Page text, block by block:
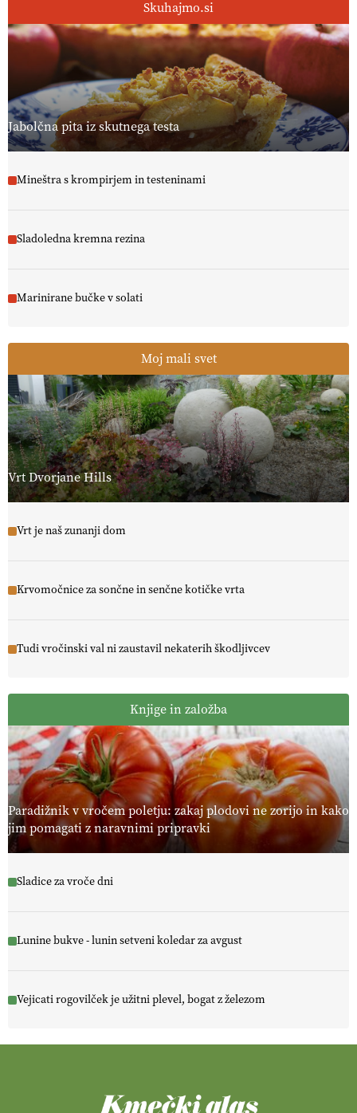
[EKOloško = LOGIČNO ]
Ekološka reja kokoši skrbi za živali
, okolje
in kakovostna jajca . VEČ
https://t.co/PX49GVsP1M
@EUAgri #IMCAP #CAP https://t.co/a1xatzEeid
13.07.2026
Skuhajmo.si
Jabolčna pita iz skutnega testa
Mineštra s krompirjem in testeninami
Sladoledna kremna rezina
Marinirane bučke v solati
Moj mali svet
Vrt Dvorjane Hills
Vrt je naš zunanji dom
Krvomočnice za sončne in senčne kotičke vrta
Tudi vročinski val ni zaustavil nekaterih škodljivcev
Knjige in založba
Paradižnik v vročem poletju: zakaj plodovi ne zorijo in kako
jim pomagati z naravnimi pripravki
Sladice za vroče dni
Lunine bukve - lunin setveni koledar za avgust
Vejicati rogovilček je užitni plevel, bogat z železom